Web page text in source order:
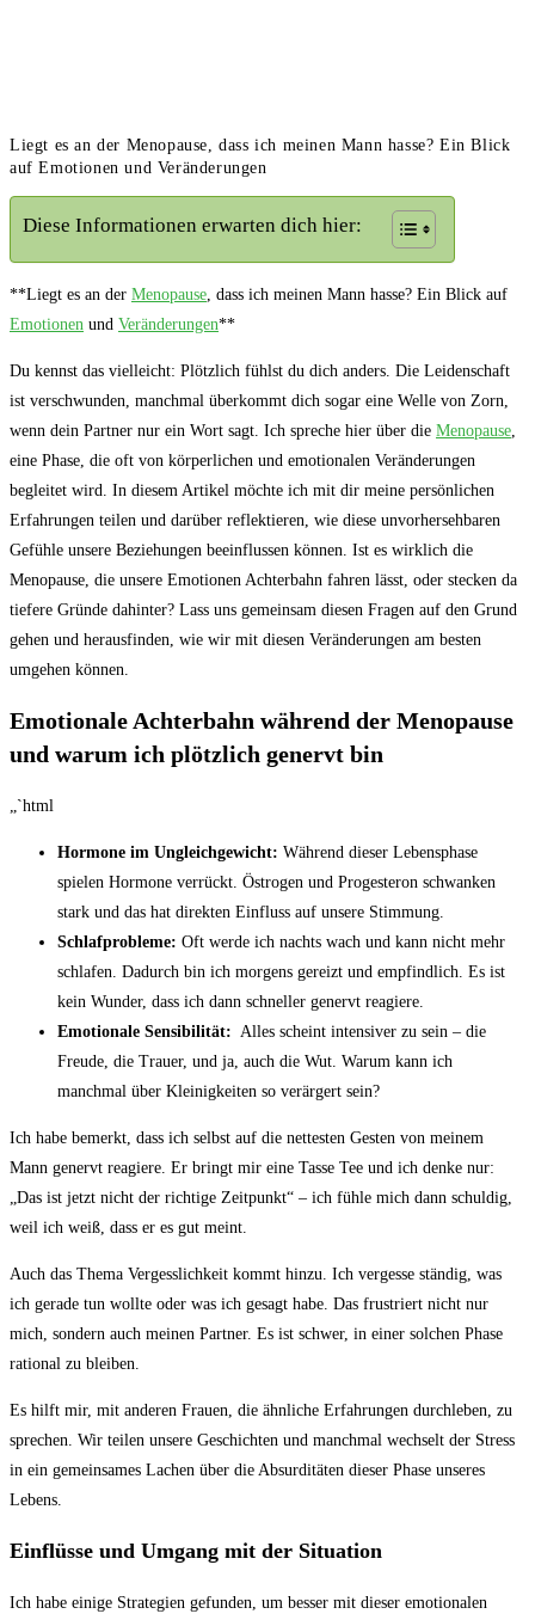
Liegt es an der Menopause, dass ich meinen Mann hasse? Ein Blick
auf Emotionen und Veränderungen
Diese Informationen erwarten dich hier:
**Liegt es an der​ Menopause , ⁢dass ich meinen Mann ⁣hasse? Ein Blick auf​
Emotionen und Veränderungen**
Du kennst das vielleicht: Plötzlich fühlst du dich anders. Die⁢ Leidenschaft
ist verschwunden, ⁣manchmal überkommt dich sogar eine Welle⁤ von Zorn,⁣
wenn dein Partner nur ein Wort sagt. ‍Ich spreche hier über die Menopause
eine Phase, die oft von körperlichen und emotionalen‌ Veränderungen
begleitet wird. In diesem Artikel möchte ich mit dir meine persönlichen
Erfahrungen⁤ teilen und darüber reflektieren, wie ‌diese ​unvorhersehbaren
Gefühle unsere Beziehungen beeinflussen können. ‌Ist​ es wirklich die
⁤Menopause, die unsere Emotionen Achterbahn fahren lässt, oder stecken da
⁢tiefere Gründe ‍dahinter? ⁤Lass uns ‍gemeinsam‌ diesen Fragen auf‌ den ‍Grund
gehen und herausfinden, wie⁢ wir⁣ mit diesen Veränderungen ‍am besten
umgehen können.
Emotionale Achterbahn während⁤ der Menopause
‍und warum ich plötzlich ⁤genervt ⁤bin
„`html
Hormone⁤ im Ungleichgewicht: Während dieser Lebensphase
⁣spielen Hormone verrückt. Östrogen‌ und Progesteron schwanken
stark und das hat direkten Einfluss auf‌ unsere Stimmung.
Schlafprobleme: ‍Oft ​werde ich‍ nachts wach und kann nicht⁢ mehr
schlafen. Dadurch bin ich morgens‍ gereizt und ​empfindlich.⁤ Es⁤ ist
⁢kein Wunder, dass ich dann schneller ‌genervt‍ reagiere.
Emotionale​ Sensibilität: ‍ Alles ⁣scheint intensiver zu ​sein – die
Freude, die Trauer, und⁣ ja, auch die Wut. Warum ‌kann ich⁣
manchmal⁢ über Kleinigkeiten so verärgert sein?
Ich ⁤habe bemerkt,⁢ dass ich selbst auf die nettesten Gesten von meinem
Mann genervt‍ reagiere. Er bringt‌ mir eine Tasse Tee und‍ ich denke nur:
„Das​ ist jetzt nicht der richtige Zeitpunkt“ – ich​ fühle mich dann schuldig,
weil ich‍ weiß, ‌dass er es gut meint.
Auch das Thema Vergesslichkeit kommt hinzu. Ich vergesse ständig, ‍was​
ich gerade tun⁤ wollte oder ​was ich​ gesagt habe. Das frustriert nicht nur
mich, sondern auch meinen Partner. Es ist schwer, in einer solchen Phase
rational zu bleiben.
Es hilft mir, ⁤mit anderen Frauen, die⁤ ähnliche Erfahrungen durchleben, zu
sprechen. Wir teilen unsere Geschichten‌ und manchmal wechselt der Stress
in‍ ein gemeinsames ‍Lachen über die Absurditäten dieser Phase unseres⁣
Lebens.
Einflüsse und Umgang mit der⁤ Situation
Ich habe einige ⁤Strategien gefunden, um besser mit dieser emotionalen